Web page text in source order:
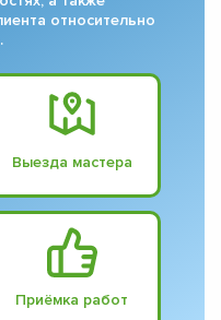
относительно
Выезда мастера
Приёмка работ